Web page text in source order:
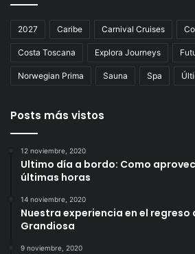
2027 Caribe Carnival Cruises
Costa Toscana Explora Journeys
Norwegian Prima Sauna Spa
Posts más vistos
12 noviembre, 2020
Ultimo día a bordo: Como
últimas horas
14 noviembre, 2020
Nuestra experiencia en el regreso
Grandiosa
9 noviembre, 2020